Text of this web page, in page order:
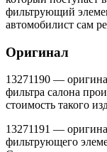
фильтрующий
автомобилист сам
Оригинал
13271190 —
фильтра салона
стоимость такого
13271191 —
фильтрующего